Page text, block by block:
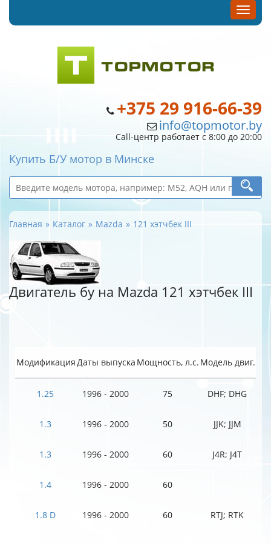
+375 29 916-66-39
info@topmotor.by
Call-центр работает с 8:00 до 20:00
Купить Б/У мотор в Минске
Главная Каталог Mazda 121 хэтчбек III
Двигатель бу на Mazda 121 хэтчбек III
МодификацияДаты выпуска Мощность, л.с. Модель двиг.
1.25 1996 - 2000 75 DHF; DHG
1.3 1996 - 2000 50 JJK; JJM
1.3 1996 - 2000 60 J4R; J4T
1.4 1996 - 2000 60
1.8 D 1996 - 2000 60 RTJ; RTK